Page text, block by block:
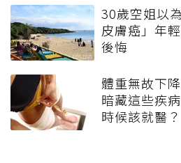
30歲空姐以
皮膚癌」年
後悔
體重無故下
暗藏這些疾
時候該就醫？